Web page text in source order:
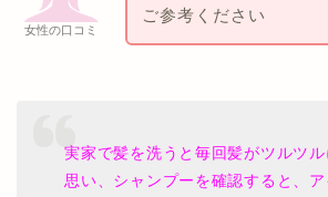
女性の口コミ
ご参考ください
実家で髪を洗うと毎回髪がツルツル
思い、シャンプーを確認すると、